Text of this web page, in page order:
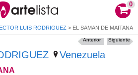
0
LUIS RODRIGUEZ > EL SAMAN DE MAITANA
Venezuela
Siguiente
Anterior